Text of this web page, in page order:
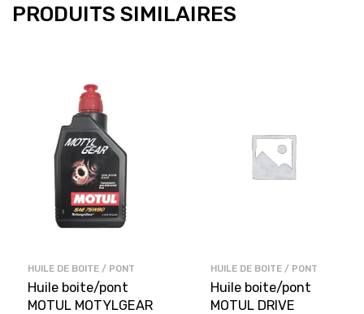
PRODUITS SIMILAIRES
HUILE DE BOITE / PONT
Huile boite/pont
MOTUL MOTYLGEAR
HUILE DE BOITE / PONT
Huile boite/pont
MOTUL DRIVE